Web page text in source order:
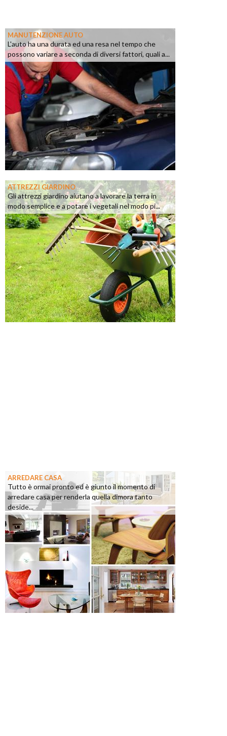
MANUTENZIONE AUTO
L'auto ha una durata ed una resa nel tempo che
possono variare a seconda di diversi fattori, quali a...
ATTREZZI GIARDINO
Gli attrezzi giardino aiutano a lavorare la terra in
modo semplice e a potare i vegetali nel modo pi...
ARREDARE CASA
Tutto è ormai pronto ed è giunto il momento di
arredare casa per renderla quella dimora tanto
deside...